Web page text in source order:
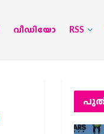
വീഡിയോ RSS